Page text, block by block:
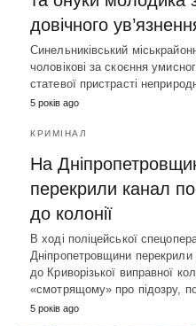
довічного
Синельниківський
чоловікові за скоєння
статевої пристрасті
5 років ago
КРИМІНАЛ
На
перекрили канал
до колонії
В ході поліцейської
Дніпропетровщини перекрили
до Криворізької виправної
«смотрящому» про підозру,
5 років ago